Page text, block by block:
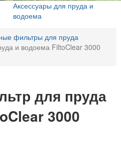
Аксессуары для пруда и
водоема
фильтры для пруда
и водоема FiltoClear 3000
для пруда
3000